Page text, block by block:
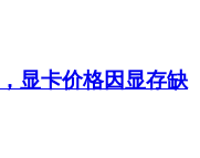
显卡价格因显存缺